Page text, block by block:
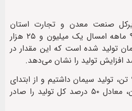
صنعت معدن و تجارت استان
خراسان جنوبی گفت: در ۹ ماهه امسال یک میلیون و ۲۵ هزار
تولید شده است که این مقدار در
به گفته وی، سال قبل ۹۵۱ تن، تولید سیمان داشتیم و از ابتدای
سال، ۵۲۳ هزار تن سیمان، معادل ۵۰ درصد کل تولید را صادر